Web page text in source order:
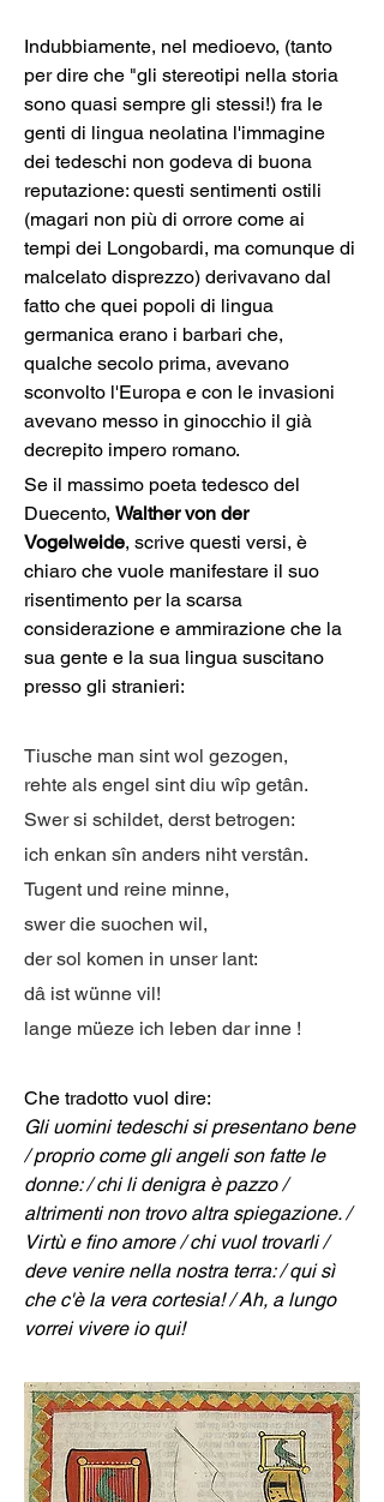
Indubbiamente, nel medioevo, (tanto
per dire che "gli stereotipi nella storia
sono quasi sempre gli stessi!) fra le
genti di lingua neolatina l'immagine
dei tedeschi non godeva di buona
reputazione: questi sentimenti ostili
(magari non più di orrore come ai
tempi dei Longobardi, ma comunque di
malcelato disprezzo) derivavano dal
fatto che quei popoli di lingua
germanica erano i barbari che,
qualche secolo prima, avevano
sconvolto l'Europa e con le invasioni
avevano messo in ginocchio il già
decrepito impero romano.
Se il massimo poeta tedesco del
Duecento, Walther von der
Vogelweide, scrive questi versi, è
chiaro che vuole manifestare il suo
risentimento per la scarsa
considerazione e ammirazione che la
sua gente e la sua lingua suscitano
presso gli stranieri:
Tiusche man sint wol gezogen,
rehte als engel sint diu wîp getân.
Swer si schildet, derst betrogen:
ich enkan sîn anders niht verstân.
Tugent und reine minne,
swer die suochen wil,
der sol komen in unser lant:
dâ ist wünne vil!
lange müeze ich leben dar inne !
Gli uomini tedeschi si presentano bene
/ proprio come gli angeli son fatte le
donne: / chi li denigra è pazzo /
altrimenti non trovo altra spiegazione. /
Virtù e fino amore / chi vuol trovarli /
deve venire nella nostra terra: / qui sì
che c'è la vera cortesia! / Ah, a lungo
vorrei vivere io qui!